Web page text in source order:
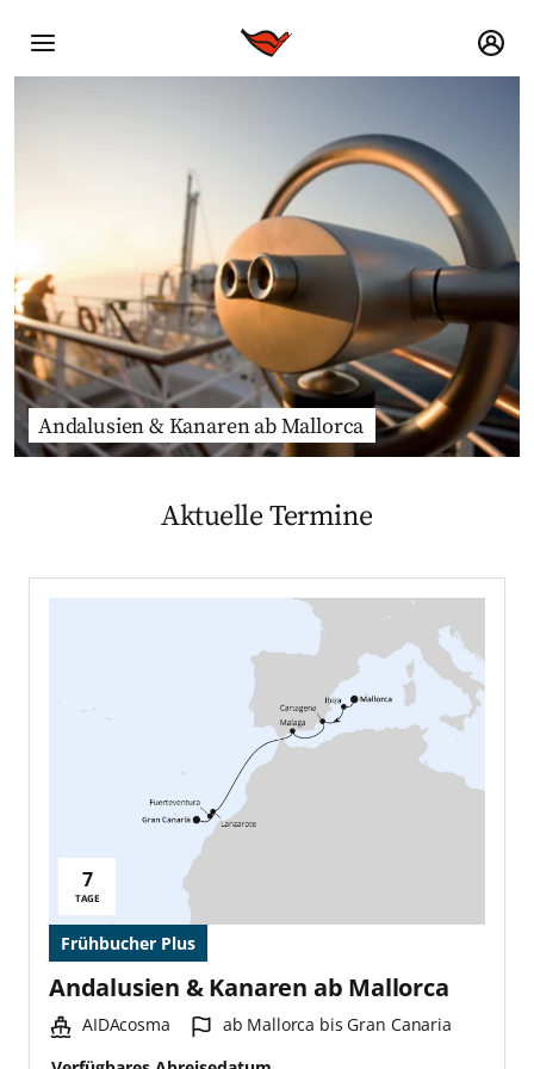
Andalusien & Kanaren ab Mallorca
Aktuelle Termine
Frühbucher Plus
Andalusien & Kanaren ab Mallorca
Schiff:
AIDAcosma Hafen:
ab Mallorca bis Gran Canaria
Reisedauer:
7
TAGE